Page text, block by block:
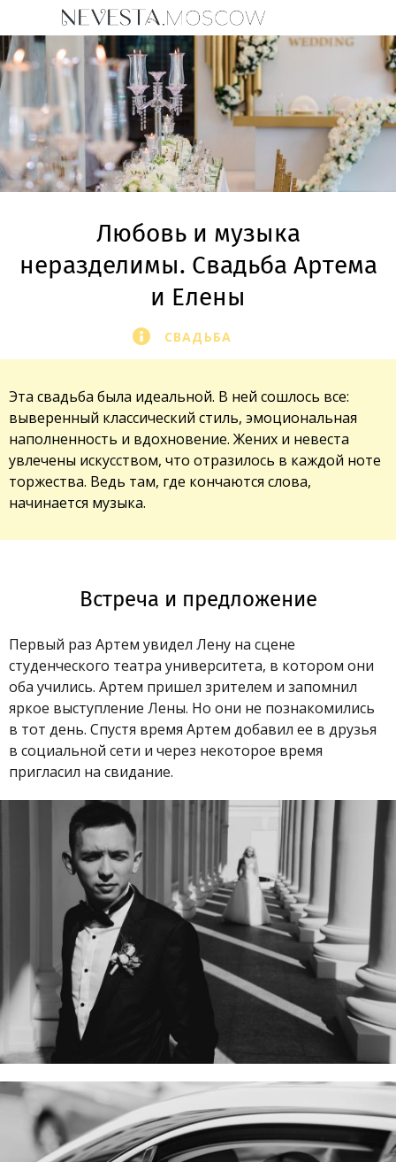
Любовь и музыка
неразделимы. Свадьба Артема
и Елены
СВАДЬБА
Эта свадьба была идеальной. В ней сошлось все:
выверенный классический стиль, эмоциональная
наполненность и вдохновение. Жених и невеста
увлечены искусством, что отразилось в каждой ноте
торжества. Ведь там, где кончаются слова,
начинается музыка.
Встреча и предложение
Первый раз Артем увидел Лену на сцене
студенческого театра университета, в котором они
оба учились. Артем пришел зрителем и запомнил
яркое выступление Лены. Но они не познакомились
в тот день. Спустя время Артем добавил ее в друзья
в социальной сети и через некоторое время
пригласил на свидание.